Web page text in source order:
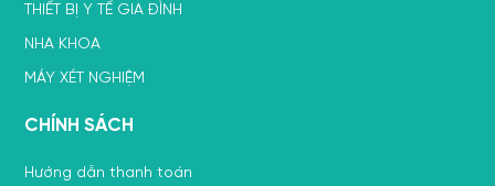
THIẾT BỊ Y TẾ GIA ĐÌNH
NHA KHOA
MÁY XÉT NGHIỆM
CHÍNH SÁCH
Hướng dẫn thanh toán